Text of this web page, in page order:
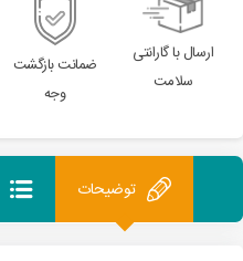
ارسال با گارانتی
سلامت
ضمانت بازگشت
وجه
توضیحات